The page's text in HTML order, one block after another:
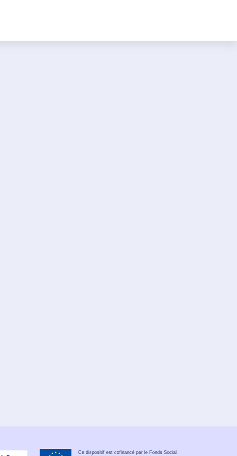
Ce dispositif est cofinancé par le Fonds Social